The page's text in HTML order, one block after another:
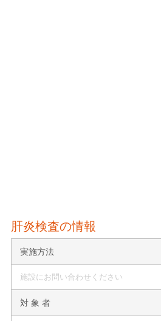
肝炎検査の情報
実施方法
施設にお問い合わせください
対 象 者